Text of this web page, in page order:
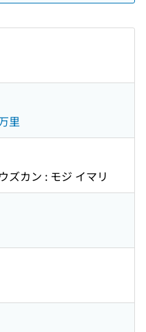
里
ズカン : モジ イマリ